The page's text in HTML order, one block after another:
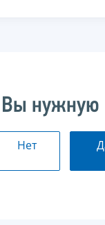
нужную
Нет